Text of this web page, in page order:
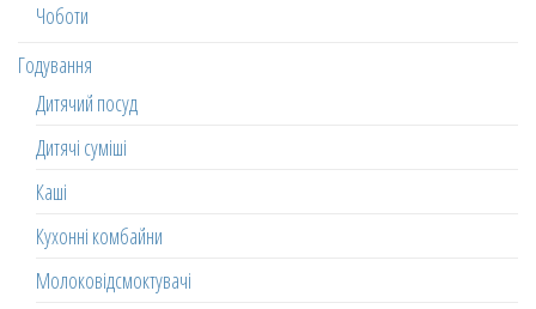
Чоботи
Годування
Дитячий посуд
Дитячі суміші
Каші
Кухонні комбайни
Молоковідсмоктувачі